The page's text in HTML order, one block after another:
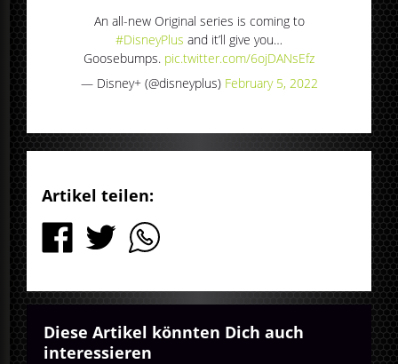
An all-new Original series is coming to
#DisneyPlus and it’ll give you…
Goosebumps. pic.twitter.com/6ojDANsEfz
— Disney+ (@disneyplus) February 5, 2022
Artikel teilen:
Diese Artikel könnten Dich auch
interessieren